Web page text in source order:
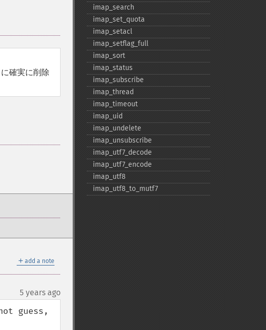
確実に削除
＋ add a note
5 years ago
guess,
imap_​search
imap_​set_​quota
imap_​setacl
imap_​setflag_​full
imap_​sort
imap_​status
imap_​subscribe
imap_​thread
imap_​timeout
imap_​uid
imap_​undelete
imap_​unsubscribe
imap_​utf7_​decode
imap_​utf7_​encode
imap_​utf8
imap_​utf8_​to_​mutf7